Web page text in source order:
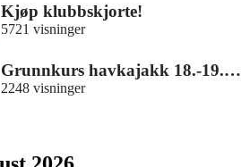
Kjøp klubbskjorte!
5721 visninger
Grunnkurs havkajakk 18.-19.…
2248 visninger